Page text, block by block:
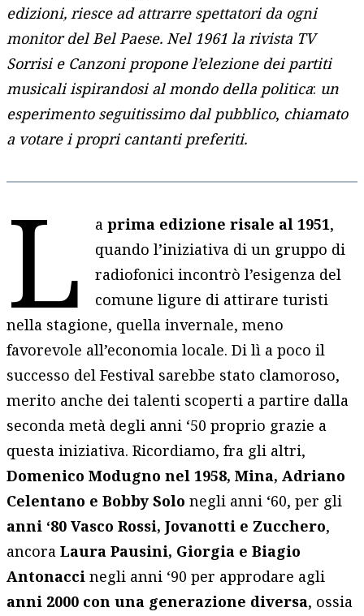
edizioni, riesce ad attrarre spettatori da ogni
monitor del Bel Paese. Nel 1961 la rivista TV
Sorrisi e Canzoni propone l’elezione dei partiti
musicali ispirandosi al mondo della politica: un
esperimento seguitissimo dal pubblico, chiamato
a votare i propri cantanti preferiti.
L aprima edizione risale al 1951,
quando l’iniziativa di un gruppo di
radiofonici incontrò l’esigenza del
comune ligure di attirare turisti
nella stagione, quella invernale, meno
favorevole all’economia locale. Di lì a poco il
successo del Festival sarebbe stato clamoroso,
merito anche dei talenti scoperti a partire dalla
seconda metà degli anni ‘50 proprio grazie a
questa iniziativa. Ricordiamo, fra gli altri,
Domenico Modugno nel 1958, Mina, Adriano
Celentano e Bobby Solonegli anni ‘60, per gli
anni ‘80 Vasco Rossi, Jovanotti e Zucchero,
ancoraLaura Pausini, Giorgia e Biagio
Antonaccinegli anni ‘90 per approdare agli
anni 2000 con una generazione diversa, ossia